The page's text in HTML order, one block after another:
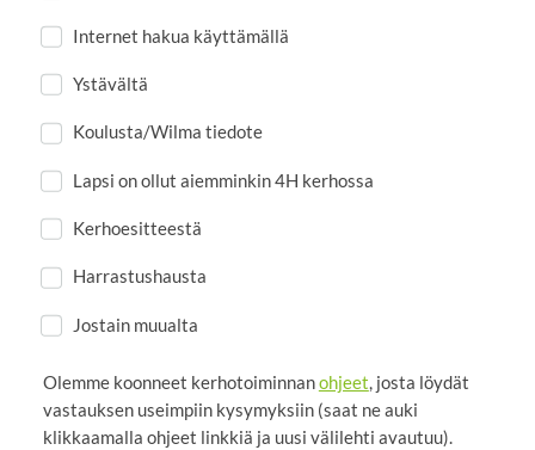
Internet hakua käyttämällä
Ystävältä
Koulusta/Wilma tiedote
Lapsi on ollut aiemminkin 4H kerhossa
Kerhoesitteestä
Harrastushausta
Jostain muualta
Olemme koonneet kerhotoiminnanohjeet, josta löydät
vastauksen useimpiin kysymyksiin (saat ne auki
klikkaamalla ohjeet linkkiä ja uusi välilehti avautuu).